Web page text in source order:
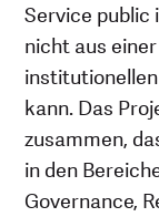
Service public
nicht aus
kann. Das
zusammen,
in den
Governance,